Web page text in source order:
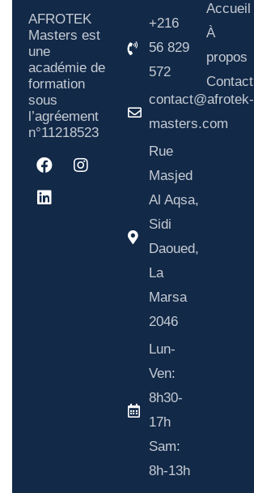
AFROTEK
Masters est
une
académie de
formation
sous
l’agréement
n°11218523
+216
56 829
572
contact@afrotek-
masters.com
Rue
Masjed
Al Aqsa,
Sidi
Daoued,
La
Marsa
2046
Lun-
Ven:
8h30-
17h
Sam:
8h-13h
Accueil
À
propos
Contact